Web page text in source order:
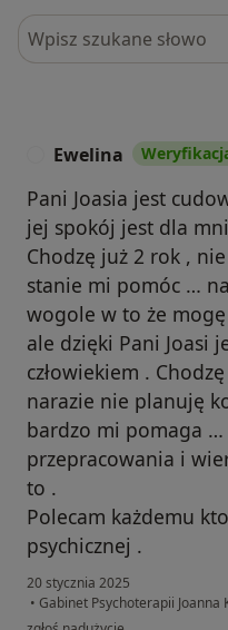
Szukaj w opiniach
Ewelina
Pani Joasia jest
jej spokój jest dla
Chodzę już 2 rok ,
stanie mi pomóc …
wogole w to że
ale dzięki Pani Joasi
człowiekiem .
narazie nie planuję
bardzo mi pomaga …
przepracowania i
to .
Polecam każdemu
psychicznej .
20 stycznia 2025
• Gabinet Psychoterapii Joanna
w opinii użytkownika Ewelina